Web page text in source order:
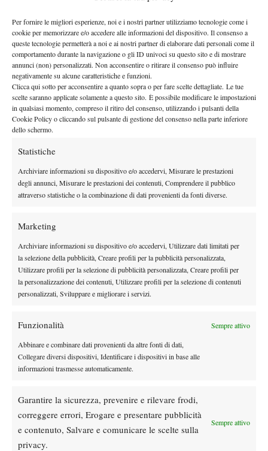
Per fornire le migliori esperienze, noi e i nostri partner utilizziamo tecnologie come i
cookie per memorizzare e/o accedere alle informazioni del dispositivo. Il consenso a
queste tecnologie permetterà a noi e ai nostri partner di elaborare dati personali come il
comportamento durante la navigazione o gli ID univoci su questo sito e di mostrare
annunci (non) personalizzati. Non acconsentire o ritirare il consenso può influire
negativamente su alcune caratteristiche e funzioni.
Clicca qui sotto per acconsentire a quanto sopra o per fare scelte dettagliate. Le tue
scelte saranno applicate solamente a questo sito. È possibile modificare le impostazioni
in qualsiasi momento, compreso il ritiro del consenso, utilizzando i pulsanti della
Cookie Policy o cliccando sul pulsante di gestione del consenso nella parte inferiore
dello schermo.
Statistiche
Archiviare informazioni su dispositivo e/o accedervi, Misurare le prestazioni
degli annunci, Misurare le prestazioni dei contenuti, Comprendere il pubblico
attraverso statistiche o la combinazione di dati provenienti da fonti diverse.
Marketing
Archiviare informazioni su dispositivo e/o accedervi, Utilizzare dati limitati per
la selezione della pubblicità, Creare profili per la pubblicità personalizzata,
Utilizzare profili per la selezione di pubblicità personalizzata, Creare profili per
la personalizzazione dei contenuti, Utilizzare profili per la selezione di contenuti
personalizzati, Sviluppare e migliorare i servizi.
Funzionalità Sempre attivo
Abbinare e combinare dati provenienti da altre fonti di dati,
Collegare diversi dispositivi, Identificare i dispositivi in base alle
informazioni trasmesse automaticamente.
Garantire la sicurezza, prevenire e rilevare frodi,
correggere errori, Erogare e presentare pubblicità
e contenuto, Salvare e comunicare le scelte sulla
privacy.
Sempre attivo
News
Dalle porte dell’eliminazione alla gloria:
Norrie scrive la sua favola a Montreal,
Paolini salta il WTA 1000 di Cincinnati, non
difenderà la finale del 2025
Atp News
orario e ordine di gioco venerdì 7 agosto.
Atp News
SOCIAL